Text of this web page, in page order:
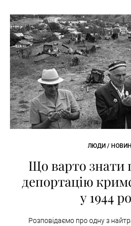
ЛЮДИ /
Що варто знати
депортацію
у 1944
Розповідаємо про одну з